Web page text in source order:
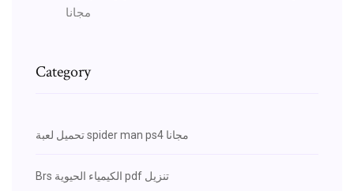
مجانا
Category
تحميل لعبة spider man ps4 مجانا
Brs الكيمياء الحيوية pdf تنزيل